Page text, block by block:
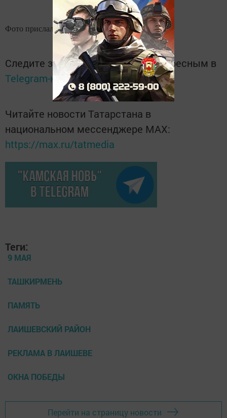
Фото прислала Светлана Сержанова
Следите за самым важным и интересным в
Telegram-канале Татмедиа
Читайте новости Татарстана в
национальном мессенджере MАХ:
https://max.ru/tatmedia
Теги:
9 МАЯ
ТАШКИРМЕНЬ
ПАМЯТЬ
ЛАИШЕВСКИЙ РАЙОН
РЕКЛАМА В ЛАИШЕВЕ
ОКНА ПОБЕДЫ
Перейти на страницу новости